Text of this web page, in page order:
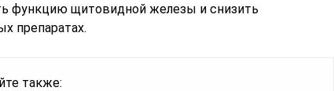
функцию щитовидной железы и снизить
препаратах.
также: